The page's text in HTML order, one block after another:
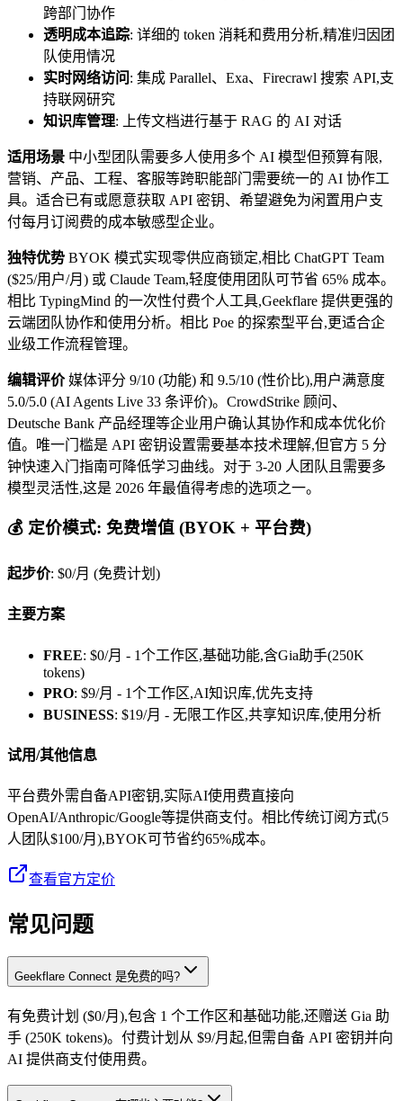
跨部门协作
透明成本追踪: 详细的 token 消耗和费用分析,精准归因团
队使用情况
实时网络访问 : 集成 Parallel、Exa、Firecrawl 搜索 API,支
持联网研究
知识库管理: 上传文档进行基于 RAG 的 AI 对话
适用场景 中小型团队需要多人使用多个 AI 模型但预算有限,
营销、产品、工程、客服等跨职能部门需要统一的 AI 协作工
具。适合已有或愿意获取 API 密钥、希望避免为闲置用户支
付每月订阅费的成本敏感型企业。
独特优势 BYOK 模式实现零供应商锁定,相比 ChatGPT Team
($25/用户/月) 或 Claude Team,轻度使用团队可节省 65% 成本。
相比 TypingMind 的一次性付费个人工具,Geekflare 提供更强的
云端团队协作和使用分析。相比 Poe 的探索型平台,更适合企
业级工作流程管理。
编辑评价媒体评分 9/10 (功能) 和 9.5/10 (性价比),用户满意度
5.0/5.0 (AI Agents Live 33 条评价)。CrowdStrike 顾问、
Deutsche Bank 产品经理等企业用户确认其协作和成本优化价
值。唯一门槛是 API 密钥设置需要基本技术理解,但官方 5 分
钟快速入门指南可降低学习曲线。对于 3-20 人团队且需要多
模型灵活性,这是 2026 年最值得考虑的选项之一。
💰 定价模式: 免费增值 (BYOK + 平台费)
起步价: $0/月 (免费计划)
主要方案
FREE: $0/月 - 1个工作区,基础功能,含Gia助手(250K
tokens)
PRO: $9/月 - 1个工作区,AI知识库,优先支持
BUSINESS: $19/月 - 无限工作区,共享知识库,使用分析
试用/其他信息
平台费外需自备API密钥,实际AI使用费直接向
OpenAI/Anthropic/Google等提供商支付。相比传统订阅方式(5
人团队$100/月),BYOK可节省约65%成本。
查看官方定价
常见问题
Geekflare Connect 是免费的吗?
有免费计划 ($0/月),包含 1 个工作区和基础功能,还赠送 Gia 助
手 (250K tokens)。付费计划从 $9/月起,但需自备 API 密钥并向
AI 提供商支付使用费。